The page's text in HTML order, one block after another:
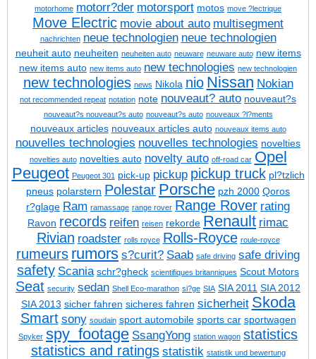
motorhome motorr?der motorsport motos move ?lectrique
Move Electric movie about auto multisegment
nachrichten neue technologien neue technologien
neuheit auto neuheiten neuheiten auto neuware neuware auto new items
new items auto new items auto new technologies new technologien
new technologies news Nikola nio Nissan Nokian
not recommended repeat notation note nouveaut? auto nouveaut?s
nouveaut?s nouveaut?s auto nouveaut?s auto nouveaux ?l?ments
nouveaux articles nouveaux articles auto nouveaux items auto
nouvelles technologies nouvelles technologies novelties
novelties auto novelties auto novelty auto off-road car Opel
Peugeot Peugeot 301 pick-up pickup pickup truck pl?tzlich
pneus polarstern Polestar Porsche pzh 2000 Qoros
r?glage Ram ramassage range rover Range Rover rating
Ravon records reifen reisen rekorde Renault rimac
Rivian roadster rolls royce Rolls-Royce roule-royce
rumeurs rumors s?curit? Saab safe driving safe driving
safety Scania schr?gheck scientifiques britanniques Scout Motors
Seat security sedan Shell Eco-marathon si?ge SIA SIA 2011 SIA 2012
SIA 2013 sicher fahren sicheres fahren sicherheit Skoda
Smart sony soudain sport automobile sports car sportwagen
Spyker spy_footage SsangYong station wagon statistics
statistics and ratings statistik statistik und bewertung